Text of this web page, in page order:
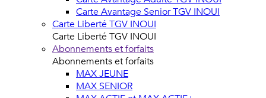
Carte Avantage Senior TGV INOUI
Carte Liberté TGV INOUI
Carte Liberté TGV INOUI
Abonnements et forfaits
Abonnements et forfaits
MAX JEUNE
MAX SENIOR